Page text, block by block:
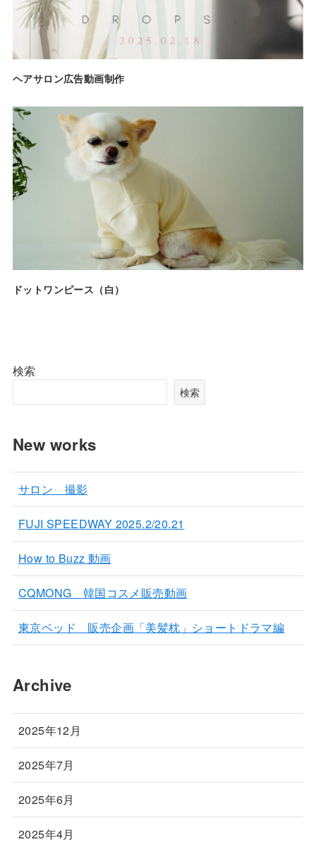
ヘアサロン広告動画制作
ドットワンピース（白）
検索
検索
New works
サロン 撮影
FUJI SPEEDWAY 2025.2/20.21
How to Buzz 動画
CQMONG 韓国コスメ販売動画
東京ベッド 販売企画「美髪枕」ショートドラマ編
Archive
2025年12月
2025年7月
2025年6月
2025年4月